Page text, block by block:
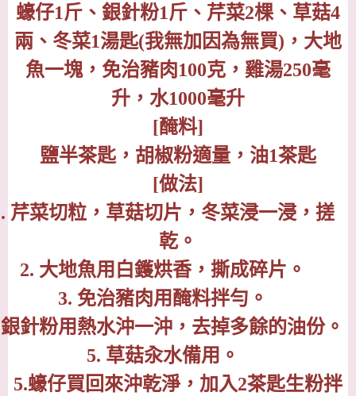
蠔仔1斤、銀針粉1斤、芹菜2棵、草菇4
兩、冬菜1湯匙(我無加因為無買) ，大地
魚一塊，免治豬肉100克，雞湯250毫
升，水1000毫升
[醃料]
鹽半茶匙，胡椒粉適量，油1茶匙
[做法]
芹菜切粒，草菇切片，冬菜浸一浸，搓
乾。
2. 大地魚用白鑊烘香，撕成碎片。
3. 免治豬肉用醃料拌勻。
銀針粉用熱水沖一沖，去掉多餘的油份。
5. 草菇汆水備用。
5.蠔仔買回來沖乾淨，加入2茶匙生粉拌